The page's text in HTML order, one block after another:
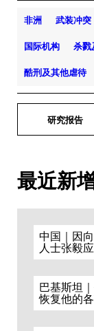
非洲 武装冲突
国际机构 杀戮
酷刑及其他虐待
研究报告
最近新
中国｜因
人士张毅
巴基斯坦
恢复他的